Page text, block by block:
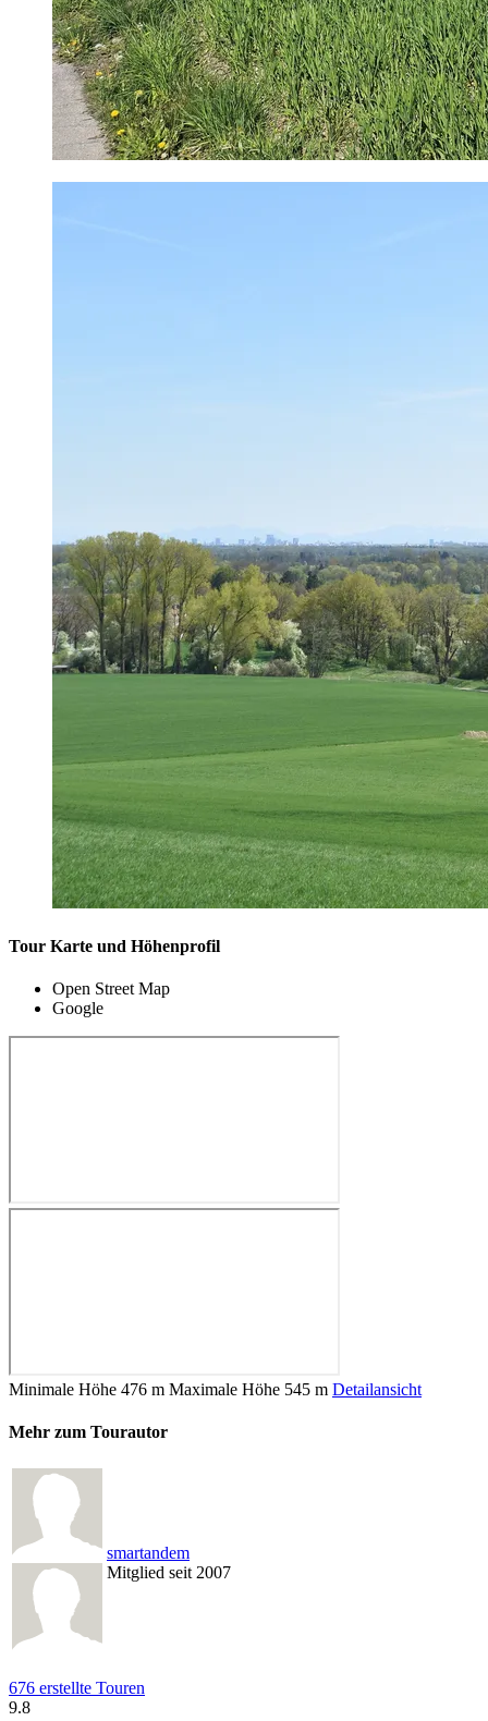
Tour Karte und Höhenprofil
Open Street Map
Google
Minimale Höhe 476 m Maximale Höhe 545 m Detailansicht
Mehr zum Tourautor
smartandem
Mitglied seit 2007
676 erstellte Touren
9.8